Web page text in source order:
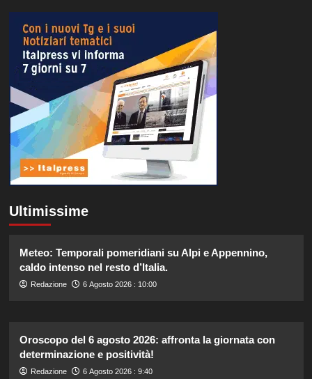
Ultimissime
Meteo: Temporali pomeridiani su Alpi e Appennino,
caldo intenso nel resto d’Italia.
Redazione 6 Agosto 2026 : 10:00
Oroscopo del 6 agosto 2026: affronta la giornata con
determinazione e positività!
Redazione 6 Agosto 2026 : 9:40